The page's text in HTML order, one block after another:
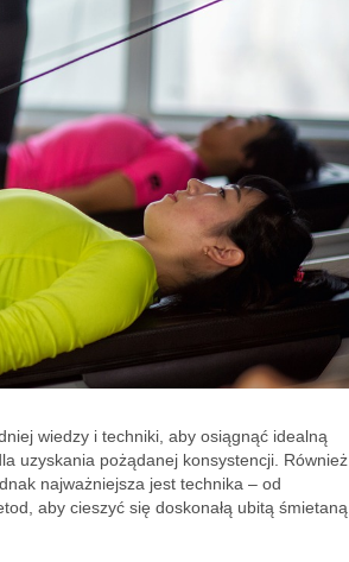
wiedzy i techniki, aby osiągnąć idealną
uzyskania pożądanej konsystencji. Również
najważniejsza jest technika – od
aby cieszyć się doskonałą ubitą śmietaną,